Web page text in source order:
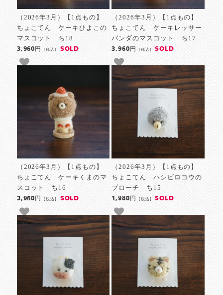
（2026年3月）【1点もの】
ちょこてん ケーキひよこの
マスコット ち18
3,960円[税込] SOLD
（2026年3月）【1点もの】
ちょこてん ケーキレッサー
パンダのマスコット ち17
3,960円 [税込] SOLD
（2026年3月）【1点もの】
ちょこてん ケーキくまのマ
スコット ち16
3,960円[税込] SOLD
（2026年3月）【1点もの】
ちょこてん ハシビロコウの
ブローチ ち15
1,980円 [税込] SOLD